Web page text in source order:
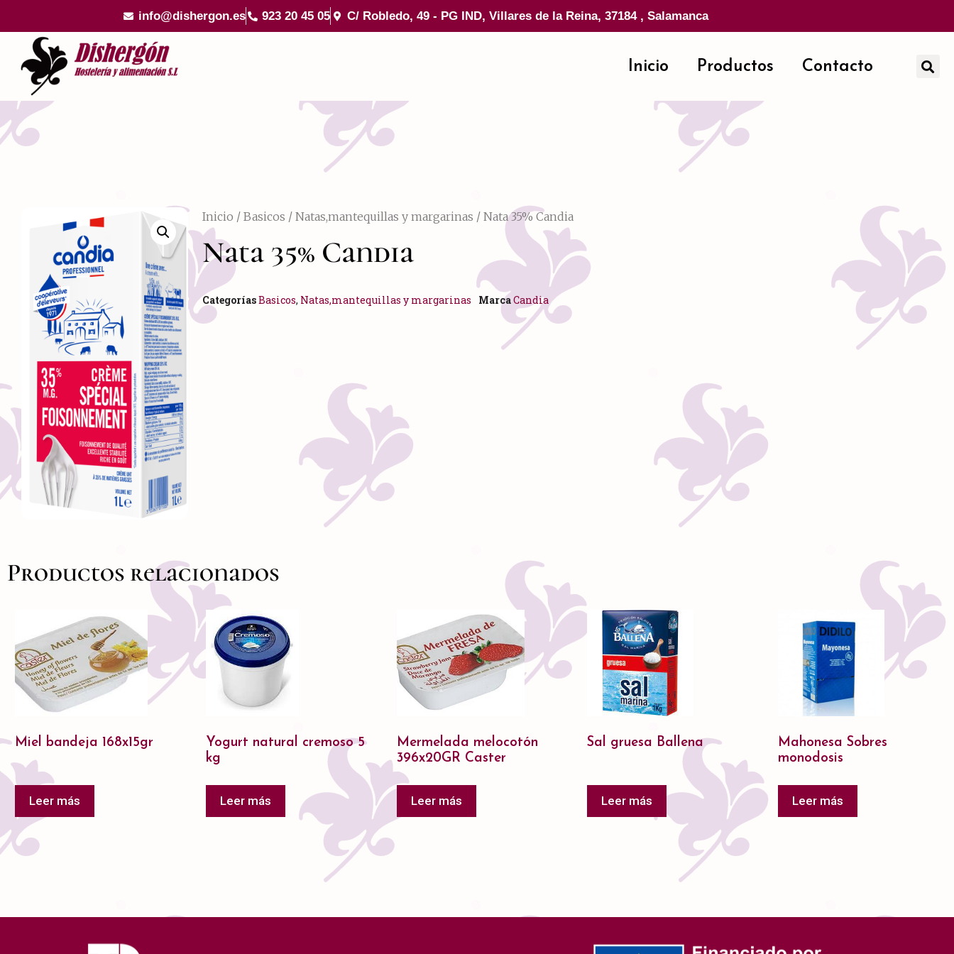
info@dishergon.es 923 20 45 05 C/ Robledo, 49 - PG IND, Villares de la Reina, 37184 , Salamanca
Inicio Productos Contacto
Inicio / Basicos / Natas,mantequillas y margarinas / Nata 35% Candia
Nata 35% Candia
CategoríasBasicos, Natas,mantequillas y margarinas MarcaCandia
Productos relacionados
Miel bandeja 168x15gr
Leer más
Yogurt natural cremoso 5
kg
Leer más
Mermelada melocotón
396x20GR Caster
Leer más
Sal gruesa Ballena
Leer más
Mahonesa Sobres
monodosis
Leer más